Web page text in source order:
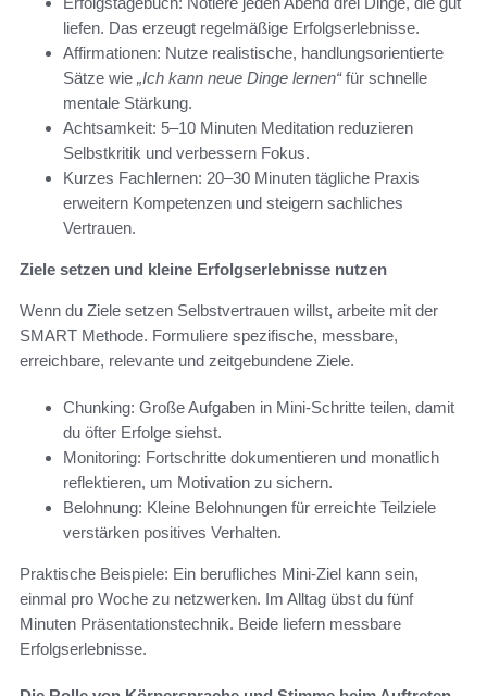
liefen. Das erzeugt regelmäßige Erfolgserlebnisse.
Affirmationen: Nutze realistische, handlungsorientierte
Sätze wie „Ich kann neue Dinge lernen“für schnelle
mentale Stärkung.
Achtsamkeit: 5–10 Minuten Meditation reduzieren
Selbstkritik und verbessern Fokus.
Kurzes Fachlernen: 20–30 Minuten tägliche Praxis
erweitern Kompetenzen und steigern sachliches
Vertrauen.
Ziele setzen und kleine Erfolgserlebnisse nutzen
Wenn du Ziele setzen Selbstvertrauen willst, arbeite mit der
SMART Methode. Formuliere spezifische, messbare,
erreichbare, relevante und zeitgebundene Ziele.
Chunking: Große Aufgaben in Mini-Schritte teilen, damit
du öfter Erfolge siehst.
Monitoring: Fortschritte dokumentieren und monatlich
reflektieren, um Motivation zu sichern.
Belohnung: Kleine Belohnungen für erreichte Teilziele
verstärken positives Verhalten.
Praktische Beispiele: Ein berufliches Mini-Ziel kann sein,
einmal pro Woche zu netzwerken. Im Alltag übst du fünf
Minuten Präsentationstechnik. Beide liefern messbare
Erfolgserlebnisse.